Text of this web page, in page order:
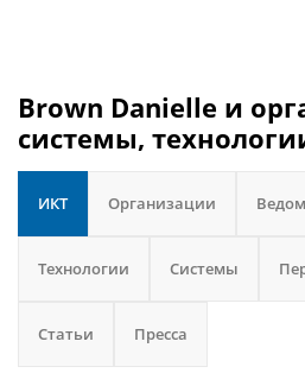
Brown Danielle и
системы,
ИКТ Организации
Технологии Системы
Статьи Пресса